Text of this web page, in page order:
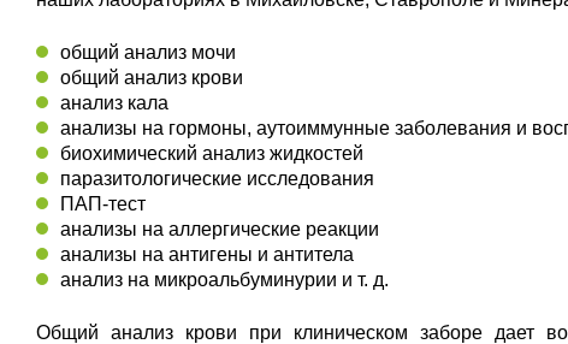
общий анализ мочи
общий анализ крови
анализ кала
анализы на гормоны, аутоиммунные заболевания и
биохимический анализ жидкостей
паразитологические исследования
ПАП-тест
анализы на аллергические реакции
анализы на антигены и антитела
анализ на микроальбуминурии и т. д.
Общий анализ крови при клиническом заборе дает